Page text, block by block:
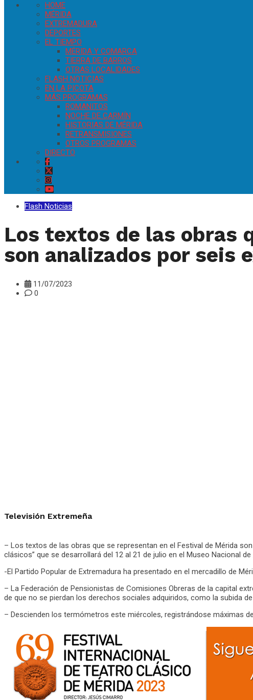
HOME
MÉRIDA
EXTREMADURA
DEPORTES
EL TIEMPO
MÉRIDA Y COMARCA
TIERRA DE BARROS
OTRAS LOCALIDADES
FLASH NOTICIAS
EN LA PICOTA
MÁS PROGRAMAS
ROMANITOS
NOCHE DE CARMÍN
HISTORIAS DE MÉRIDA
RETRANSMISIONES
OTROS PROGRAMAS
DIRECTO
Flash Noticias
Los textos de las obras
son analizados por seis
11/07/2023
0
Televisión Extremeña
– Los textos de las obras que se representan en el Festival de Mérida
clásicos” que se desarrollará del 12 al 21 de julio en el Museo Nacional
-El Partido Popular de Extremadura ha presentado en el mercadillo de
– La Federación de Pensionistas de Comisiones Obreras de la capital
de que no se pierdan los derechos sociales adquiridos, como la subida
– Descienden los termómetros este miércoles, registrándose máximas